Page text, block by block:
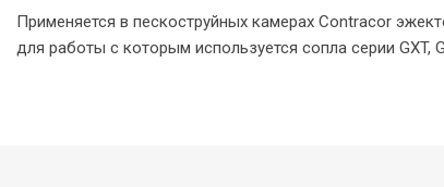
Применяется в пескоструйных камерах Contracor
для работы с которым используется сопла серии GXT,